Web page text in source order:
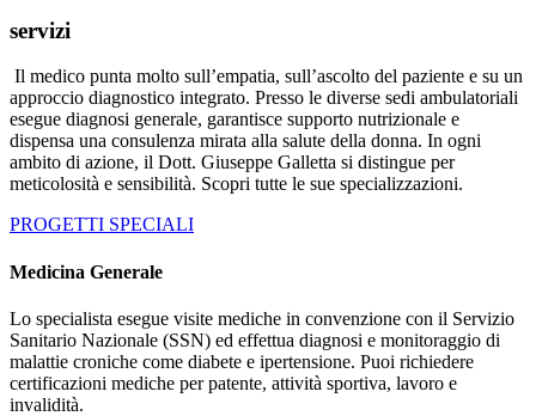
servizi
Il medico punta molto sull’empatia, sull’ascolto del paziente e su un
approccio diagnostico integrato. Presso le diverse sedi ambulatoriali
esegue diagnosi generale, garantisce supporto nutrizionale e
dispensa una consulenza mirata alla salute della donna. In ogni
ambito di azione, il Dott. Giuseppe Galletta si distingue per
meticolosità e sensibilità. Scopri tutte le sue specializzazioni.
PROGETTI SPECIALI
Medicina Generale
Lo specialista esegue visite mediche in convenzione con il Servizio
Sanitario Nazionale (SSN) ed effettua diagnosi e monitoraggio di
malattie croniche come diabete e ipertensione. Puoi richiedere
certificazioni mediche per patente, attività sportiva, lavoro e
invalidità.